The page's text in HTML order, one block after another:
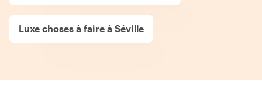
Luxe choses à faire à Séville